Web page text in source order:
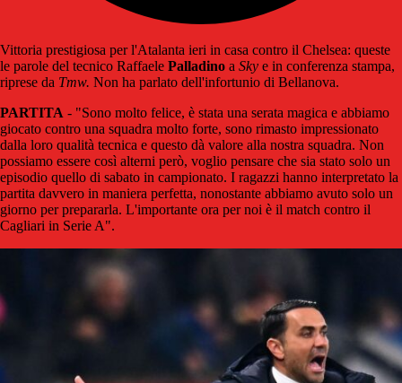
Vittoria prestigiosa per l'Atalanta ieri in casa contro il Chelsea: queste
le parole del tecnico Raffaele Palladino a Sky e in conferenza stampa,
riprese da Tmw. Non ha parlato dell'infortunio di Bellanova.
PARTITA - "Sono molto felice, è stata una serata magica e abbiamo
giocato contro una squadra molto forte, sono rimasto impressionato
dalla loro qualità tecnica e questo dà valore alla nostra squadra. Non
possiamo essere così alterni però, voglio pensare che sia stato solo un
episodio quello di sabato in campionato. I ragazzi hanno interpretato la
partita davvero in maniera perfetta, nonostante abbiamo avuto solo un
giorno per prepararla. L'importante ora per noi è il match contro il
Cagliari in Serie A".